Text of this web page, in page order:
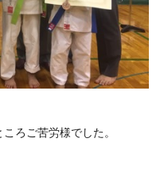
ろご苦労様でした。